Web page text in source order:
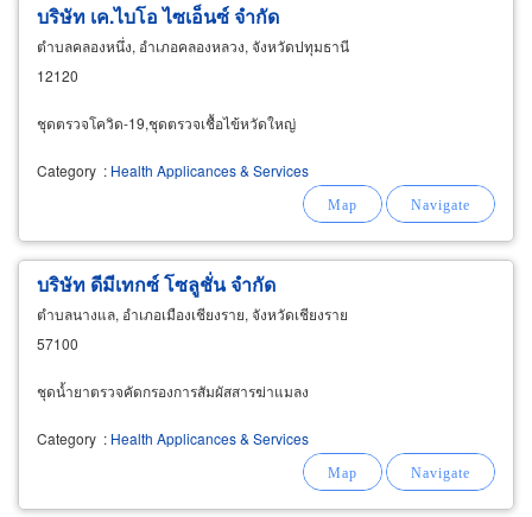
บริษัท เค.ไบโอ ไซเอ็นซ์ จำกัด
ตำบลคลองหนึ่ง, อำเภอคลองหลวง, จังหวัดปทุมธานี
12120
ชุดตรวจโควิด-19,ชุดตรวจเชื้อไข้หวัดใหญ่
Category : Health Applicances & Services
บริษัท ดีมีเทกซ์ โซลูชั่น จำกัด
ตำบลนางแล, อำเภอเมืองเชียงราย, จังหวัดเชียงราย
57100
ชุดน้ำยาตรวจคัดกรองการสัมผัสสารฆ่าแมลง
Category : Health Applicances & Services